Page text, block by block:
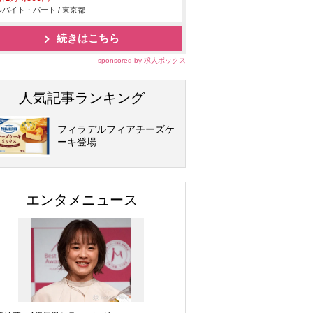
バイト・パート / 東京都
続きはこちら
sponsored by 求人ボックス
人気記事ランキング
フィラデルフィアチーズケ
ーキ登場
エンタメニュース